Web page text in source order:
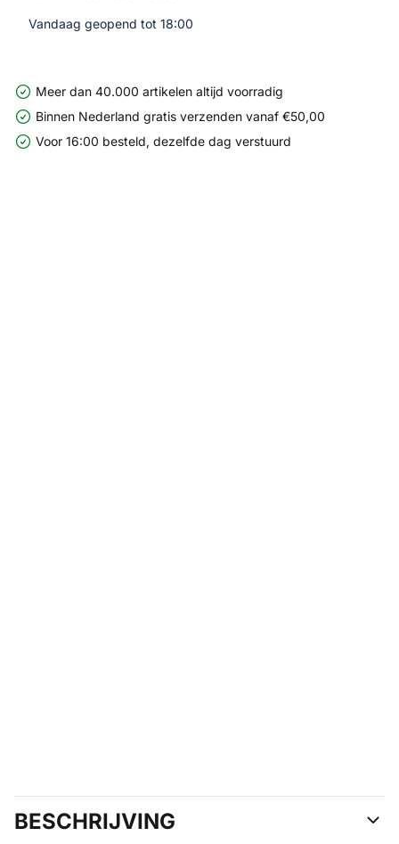
Vandaag geopend tot 18:00
Meer dan 40.000 artikelen altijd voorradig
Binnen Nederland gratis verzenden vanaf €50,00
Voor 16:00 besteld, dezelfde dag verstuurd
BESCHRIJVING